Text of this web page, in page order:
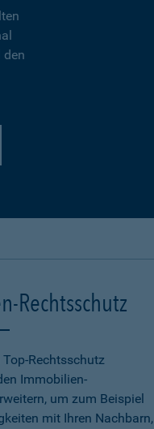
den
Rechtsschutz
Rechtsschutz
Immobilien-
um zum Beispiel
mit Ihren Nachbarn,